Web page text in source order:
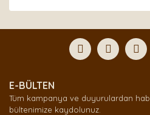
Yorum Yaz
formunu kullanarak tarafımıza
Görüş ve önerileriniz için
Ürün açıklamasında eksik
Ürün bilgilerinde hatalar
E-BÜLTEN
Tüm kampanya ve duyurulardan
bültenimize kaydolunuz.